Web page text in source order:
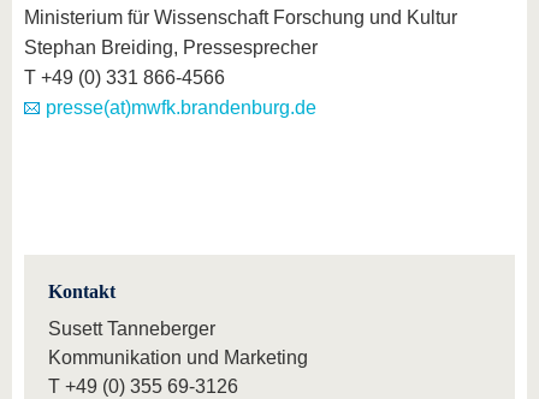
Ministerium für Wissenschaft Forschung und Kultur
Stephan Breiding, Pressesprecher
T +49 (0) 331 866-4566
presse(at)mwfk.brandenburg.de
Kontakt
Susett Tanneberger
Kommunikation und Marketing
T +49 (0) 355 69-3126